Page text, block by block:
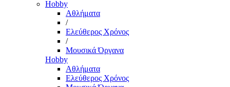
Hobby
Αθλήματα
/
Ελεύθερος Χρόνος
/
Μουσικά Όργανα
Hobby
Αθλήματα
Ελεύθερος Χρόνος